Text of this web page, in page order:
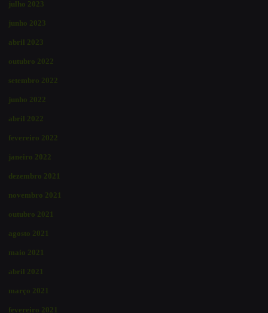
julho 2023
junho 2023
abril 2023
outubro 2022
setembro 2022
junho 2022
abril 2022
fevereiro 2022
janeiro 2022
dezembro 2021
novembro 2021
outubro 2021
agosto 2021
maio 2021
abril 2021
março 2021
fevereiro 2021